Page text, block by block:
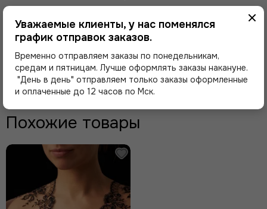
Здесь еще никто не оставлял отзывы. Будьте
первым!
Оставить отзыв
Похожие товары
Уважаемые клиенты, у нас поменялся
график отправок заказов.
Временно отправляем заказы по понедельникам,
средам и пятницам. Лучше оформлять заказы накануне.
"День в день" отправляем только заказы оформленные
и оплаченные до 12 часов по Мск.